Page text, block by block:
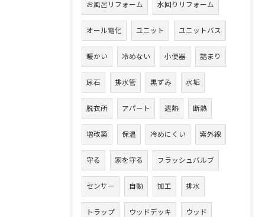
お風呂リフォーム 水回りリフォーム
オール電化 ユニット ユニットバス
暖かい 冷めない 小便器 詰まり
尿石 排水管 黒ずみ 水垢
脱衣所 アパート 遮熱 断熱
増改築 保温 冷めにくい 紫外線
守る 家を守る フラッシュバルブ
センサー 自動 加工 排水
トラップ ウッドデッキ ウッド